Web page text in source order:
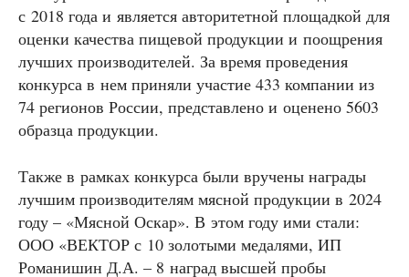
с 2018 года и является авторитетной площадкой для
оценки качества пищевой продукции и поощрения
лучших производителей. За время проведения
конкурса в нем приняли участие 433 компании из
74 регионов России, представлено и оценено 5603
образца продукции.
Также в рамках конкурса были вручены награды
лучшим производителям мясной продукции в 2024
году – «Мясной Оскар». В этом году ими стали:
ООО «ВЕКТОР с 10 золотыми медалями, ИП
Романишин Д.А. – 8 наград высшей пробы